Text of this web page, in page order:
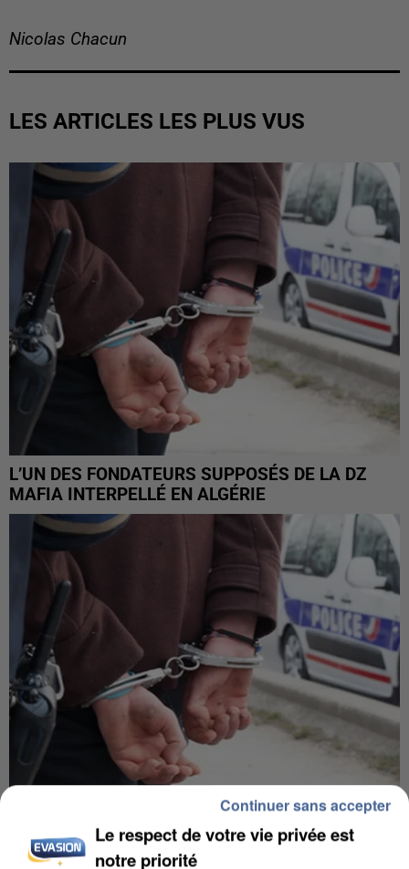
Nicolas Chacun
LES ARTICLES LES PLUS VUS
L’UN DES FONDATEURS SUPPOSÉS DE LA DZ
MAFIA INTERPELLÉ EN ALGÉRIE
UN SECOND CADRE DE LA DZ MAFIA
INTERPELLÉ EN ALGÉRIE
Le respect de votre vie privée est
notre priorité
Continuer sans accepter